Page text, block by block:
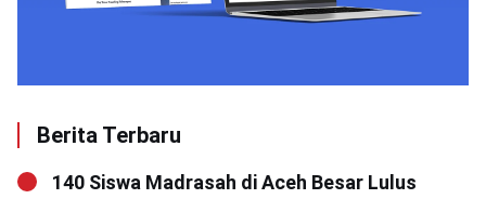
Berita Terbaru
140 Siswa Madrasah di Aceh Besar Lulus